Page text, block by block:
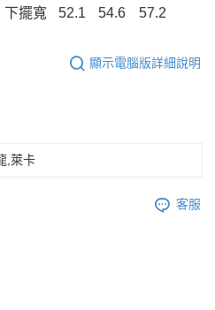
下擺寬 52.1 54.6 57.2
顯示電腦版詳細說明
,萊卡
客服